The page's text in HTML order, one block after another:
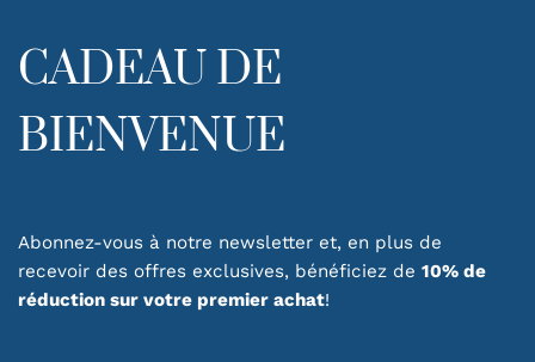
CADEAU DE
BIENVENUE
Abonnez-vous à notre newsletter et, en plus de
recevoir des offres exclusives, bénéficiez de 10% de
réduction sur votre premier achat!